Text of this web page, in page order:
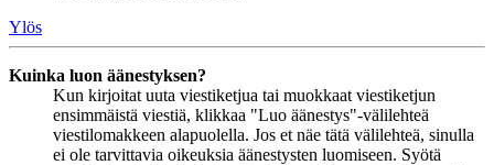
Ylös
Kuinka luon äänestyksen?
Kun kirjoitat uuta viestiketjua tai muokkaat viestiketjun
ensimmäistä viestiä, klikkaa "Luo äänestys"-välilehteä
viestilomakkeen alapuolella. Jos et näe tätä välilehteä, sinulla
ei ole tarvittavia oikeuksia äänestysten luomiseen. Syötä